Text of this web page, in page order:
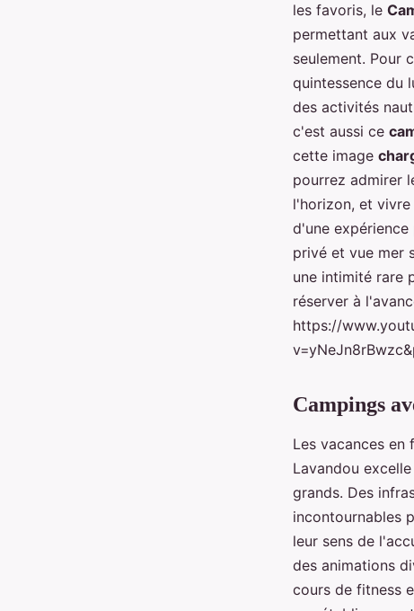
les favoris, le
permettant aux
seulement. Pour
quintessence du
des activités
c'est aussi ce
cette image
pourrez admirer
l'horizon, et vivre
d'une
privé et vue mer
une intimité rare
réserver à
https://
Campings
Les vacances en
Lavandou
grands. Des
incontournables
leur sens de
des animations
cours de fitness